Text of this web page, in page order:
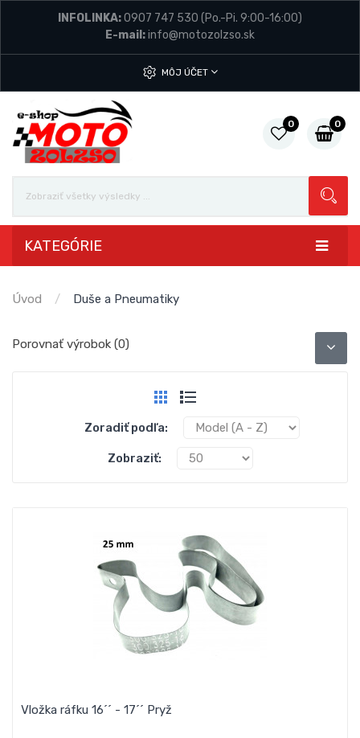
INFOLINKA:0907 747 530 (Po.-Pi. 9:00-16:00)
E-mail:info@motozolzso.sk
MÔJ ÚČET
0 0
KATEGÓRIE
Úvod Duše a Pneumatiky
Porovnať výrobok (0)
Zoradiť podľa:
Zobraziť:
Vložka ráfku 16´´ - 17´´ Pryž